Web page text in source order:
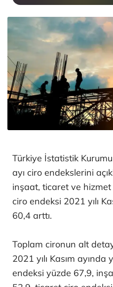
Türkiye İstatistik
ayı ciro endekslerini
inşaat, ticaret ve
ciro endeksi 2021 yılı
60,4 arttı.
Toplam cironun alt
2021 yılı Kasım ayında
endeksi yüzde 67,9,